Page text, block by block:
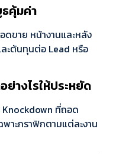
ธคุ้มค่า
ขาย หน้างานและหลัง
ละต้นทุนต่อ Lead หรือ
ย่างไรให้ประหยัด
ที่ถอด
พาะกราฟิกตามแต่ละงาน